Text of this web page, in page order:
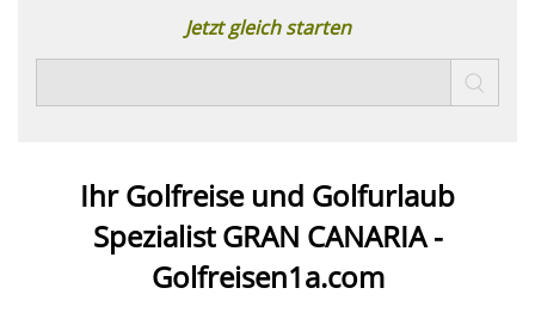
Jetzt gleich starten
Ihr Golfreise und Golfurlaub
SpezialistGRAN CANARIA-
Golfreisen1a.com